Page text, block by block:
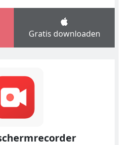
Gratis downloaden